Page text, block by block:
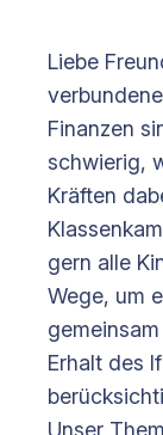
Liebe
Finanzen
schwierig,
Kräften
gern alle
Wege, um
Erhalt des
Unser